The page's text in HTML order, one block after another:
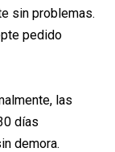
sin problemas.
pedido
las
días
demora.